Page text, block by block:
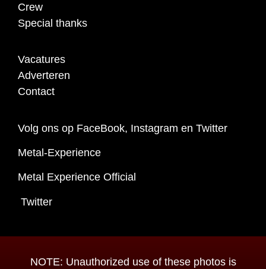
Crew
Special thanks
Vacatures
Adverteren
Contact
Volg ons op FaceBook, Instagram en Twitter
Metal-Experience
Metal Experience Official
Twitter
NOTE: Unauthorized use of these photos is